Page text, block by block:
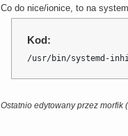
Co do nice/ionice, to na
Kod:
/usr/bin/systemd-
Ostatnio edytowany przez morfik